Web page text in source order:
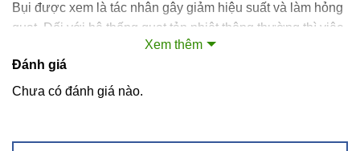
Bụi được xem là tác nhân gây giảm hiệu suất và làm hỏng
quạt. Đối với hệ thống quạt tản nhiệt thông thường thì việc
phải tháo quạt ra để vệ sinh phần cứng bên trong dường
như là một điều bất khả thi. Quạt tản nhiệt mới được
chứng nhận IP5X từ các chuyên gia cho phép giữ cho các
Xem thêm
Đánh giá
Chưa có đánh giá nào.